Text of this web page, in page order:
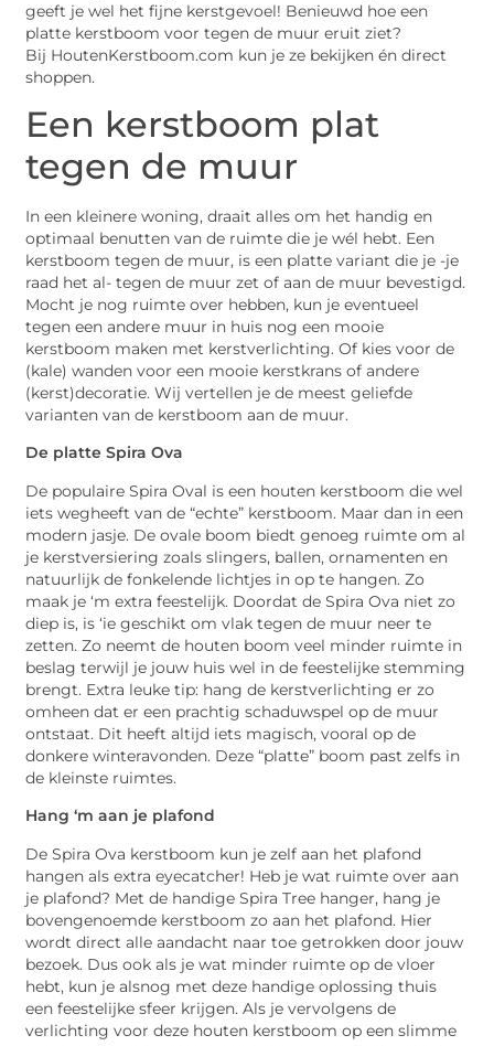
geeft je wel het fijne kerstgevoel! Benieuwd hoe een
platte kerstboom voor tegen de muur eruit ziet?
Bij HoutenKerstboom.com kun je ze bekijken én direct
shoppen.
Een kerstboom plat
tegen de muur
In een kleinere woning, draait alles om het handig en
optimaal benutten van de ruimte die je wél hebt. Een
kerstboom tegen de muur, is een platte variant die je -je
raad het al- tegen de muur zet of aan de muur bevestigd.
Mocht je nog ruimte over hebben, kun je eventueel
tegen een andere muur in huis nog een mooie
kerstboom maken met kerstverlichting. Of kies voor de
(kale) wanden voor een mooie kerstkrans of andere
(kerst)decoratie. Wij vertellen je de meest geliefde
varianten van de kerstboom aan de muur.
De platte Spira Ova
De populaire Spira Oval is een houten kerstboom die wel
iets wegheeft van de “echte” kerstboom. Maar dan in een
modern jasje. De ovale boom biedt genoeg ruimte om al
je kerstversiering zoals slingers, ballen, ornamenten en
natuurlijk de fonkelende lichtjes in op te hangen. Zo
maak je ‘m extra feestelijk. Doordat de Spira Ova niet zo
diep is, is ‘ie geschikt om vlak tegen de muur neer te
zetten. Zo neemt de houten boom veel minder ruimte in
beslag terwijl je jouw huis wel in de feestelijke stemming
brengt. Extra leuke tip: hang de kerstverlichting er zo
omheen dat er een prachtig schaduwspel op de muur
ontstaat. Dit heeft altijd iets magisch, vooral op de
donkere winteravonden. Deze “platte” boom past zelfs in
de kleinste ruimtes.
Hang ‘m aan je plafond
De Spira Ova kerstboom kun je zelf aan het plafond
hangen als extra eyecatcher! Heb je wat ruimte over aan
je plafond? Met de handige Spira Tree hanger, hang je
bovengenoemde kerstboom zo aan het plafond. Hier
wordt direct alle aandacht naar toe getrokken door jouw
bezoek. Dus ook als je wat minder ruimte op de vloer
hebt, kun je alsnog met deze handige oplossing thuis
een feestelijke sfeer krijgen. Als je vervolgens de
verlichting voor deze houten kerstboom op een slimme